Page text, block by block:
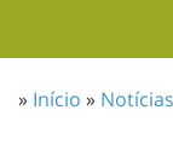
» Início » Notícias